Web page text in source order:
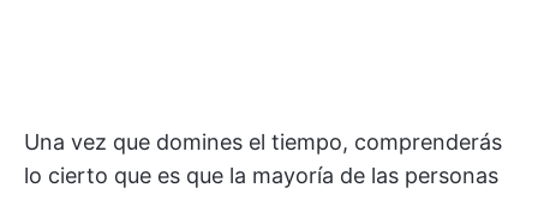
Una vez que domines el tiempo, comprenderás
lo cierto que es que la mayoría de las personas